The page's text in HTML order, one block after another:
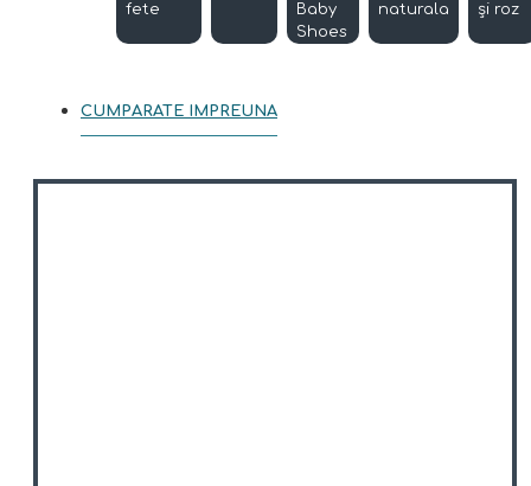
fete
Baby
Shoes
naturala
și roz
CUMPARATE IMPREUNA